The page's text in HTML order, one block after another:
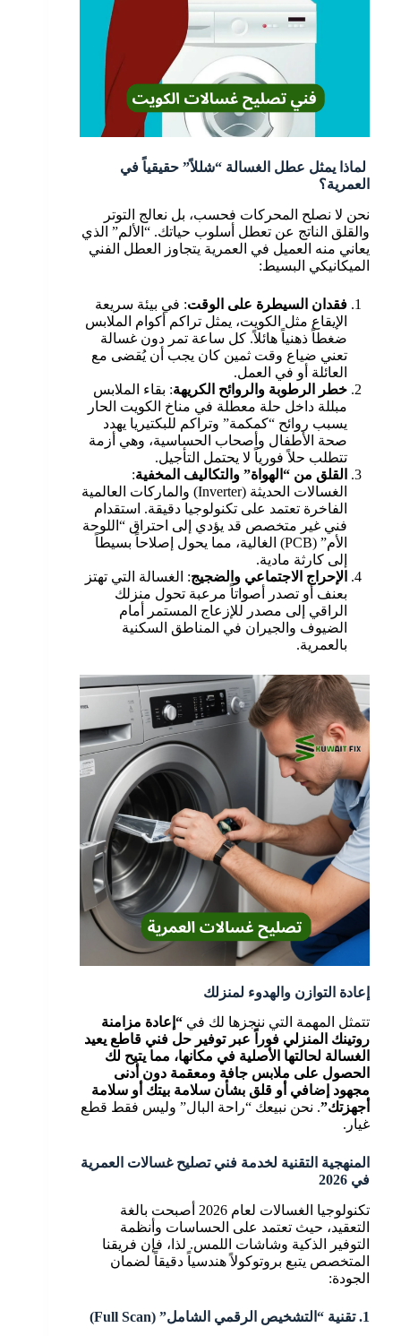
لماذا يمثل عطل الغسالة “شللاً” حقيقياً في
العمرية؟
نحن لا نصلح المحركات فحسب، بل نعالج التوتر
والقلق الناتج عن تعطل أسلوب حياتك. “الألم” الذي
يعاني منه العميل في العمرية يتجاوز العطل الفني
الميكانيكي البسيط:
فقدان السيطرة على الوقت: في بيئة سريعة
الإيقاع مثل الكويت، يمثل تراكم أكوام الملابس
ضغطاً ذهنياً هائلاً. كل ساعة تمر دون غسالة
تعني ضياع وقت ثمين كان يجب أن يُقضى مع
العائلة أو في العمل.
خطر الرطوبة والروائح الكريهة: بقاء الملابس
مبللة داخل حلة معطلة في مناخ الكويت الحار
يسبب روائح “كمكمة” وتراكم للبكتيريا يهدد
صحة الأطفال وأصحاب الحساسية، وهي أزمة
تتطلب حلاً فورياً لا يحتمل التأجيل.
القلق من “الهواة” والتكاليف المخفية:
الغسالات الحديثة (Inverter) والماركات العالمية
الفاخرة تعتمد على تكنولوجيا دقيقة. استقدام
فني غير متخصص قد يؤدي إلى احتراق “اللوحة
الأم” (PCB) الغالية، مما يحول إصلاحاً بسيطاً
إلى كارثة مادية.
الإحراج الاجتماعي والضجيج: الغسالة التي تهتز
بعنف أو تصدر أصواتاً مرعبة تحول منزلك
الراقي إلى مصدر للإزعاج المستمر أمام
الضيوف والجيران في المناطق السكنية
بالعمرية.
إعادة التوازن والهدوء لمنزلك
تتمثل المهمة التي ننجزها لك في “إعادة مزامنة
روتينك المنزلي فوراً عبر توفير حل فني قاطع يعيد
الغسالة لحالتها الأصلية في مكانها، مما يتيح لك
الحصول على ملابس جافة ومعقمة دون أدنى
مجهود إضافي أو قلق بشأن سلامة بيتك أو سلامة
أجهزتك”. نحن نبيعك “راحة البال” وليس فقط قطع
غيار.
المنهجية التقنية لخدمة فني تصليح غسالات العمرية
في 2026
تكنولوجيا الغسالات لعام 2026 أصبحت بالغة
التعقيد، حيث تعتمد على الحساسات وأنظمة
التوفير الذكية وشاشات اللمس. لذا، فإن فريقنا
المتخصص يتبع بروتوكولاً هندسياً دقيقاً لضمان
الجودة:
1. تقنية “التشخيص الرقمي الشامل” (Full Scan)